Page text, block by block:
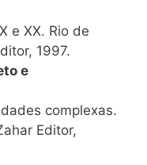
e XX. Rio de
1997.
e
complexas.
Editor,